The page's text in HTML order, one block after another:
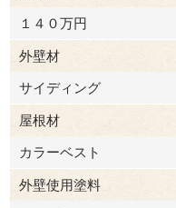
１４０万円
外壁材
サイディング
屋根材
カラーベスト
外壁使用塗料